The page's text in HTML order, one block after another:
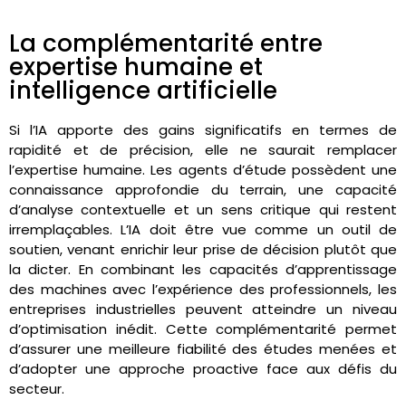
La complémentarité entre
expertise humaine et
intelligence artificielle
Si l’IA apporte des gains significatifs en termes de
rapidité et de précision, elle ne saurait remplacer
l’expertise humaine. Les agents d’étude possèdent une
connaissance approfondie du terrain, une capacité
d’analyse contextuelle et un sens critique qui restent
irremplaçables. L’IA doit être vue comme un outil de
soutien, venant enrichir leur prise de décision plutôt que
la dicter. En combinant les capacités d’apprentissage
des machines avec l’expérience des professionnels, les
entreprises industrielles peuvent atteindre un niveau
d’optimisation inédit. Cette complémentarité permet
d’assurer une meilleure fiabilité des études menées et
d’adopter une approche proactive face aux défis du
secteur.